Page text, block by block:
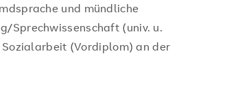
und mündliche
Sprechwissenschaft (univ. u.
(Vordiplom) an der